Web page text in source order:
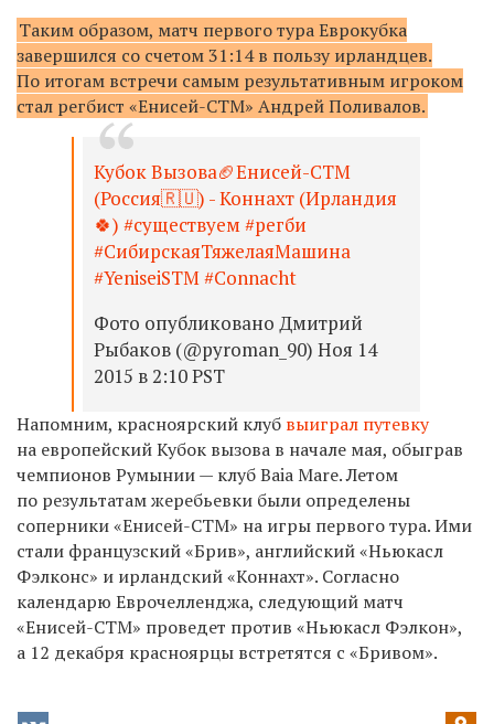
Таким образом, матч первого тура Еврокубка
завершился со счетом 31:14 в пользу ирландцев.
По итогам встречи самым результативным игроком
стал регбист «Енисей-СТМ» Андрей Поливалов.
Кубок Вызова🏈Енисей-СТМ
(Россия🇷🇺) - Коннахт (Ирландия
🍀) #существуем #регби
#СибирскаяТяжелаяМашина
#YeniseiSTM #Connacht
Фото опубликовано Дмитрий
Рыбаков (@pyroman_90) Ноя 14
2015 в 2:10 PST
Напомним, красноярский клуб выиграл путевку
на европейский Кубок вызова в начале мая, обыграв
чемпионов Румынии — клуб Baia Mare. Летом
по результатам жеребьевки были определены
соперники «Енисей-СТМ» на игры первого тура. Ими
стали французский «Брив», английский «Ньюкасл
Фэлконс» и ирландский «Коннахт». Согласно
календарю Еврочелленджа, следующий матч
«Енисей-СТМ» проведет против «Ньюкасл Фэлкон»,
а 12 декабря красноярцы встретятся с «Бривом».